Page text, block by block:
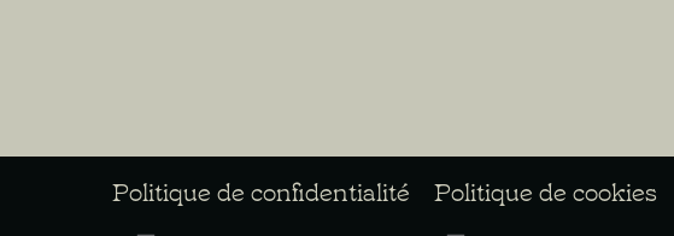
Politique de confidentialité Politique de cookies